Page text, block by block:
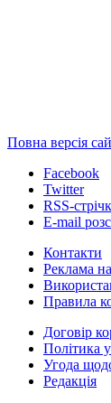
Повна версія
Facebook
Twitter
RSS-
E-mail
Контакти
Реклама
Правила
Договір
Політика
Угода
Редакція